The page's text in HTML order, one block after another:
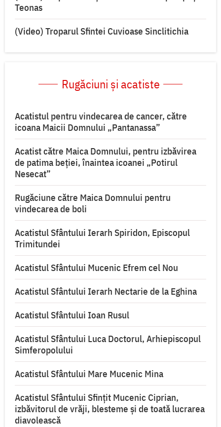
Teonas
(Video) Troparul Sfintei Cuvioase Sinclitichia
Rugăciuni și acatiste
Acatistul pentru vindecarea de cancer, către
icoana Maicii Domnului „Pantanassa”
Acatist către Maica Domnului, pentru izbăvirea
de patima beției, înaintea icoanei „Potirul
Nesecat”
Rugăciune către Maica Domnului pentru
vindecarea de boli
Acatistul Sfântului Ierarh Spiridon, Episcopul
Trimitundei
Acatistul Sfântului Mucenic Efrem cel Nou
Acatistul Sfântului Ierarh Nectarie de la Eghina
Acatistul Sfântului Ioan Rusul
Acatistul Sfântului Luca Doctorul, Arhiepiscopul
Simferopolului
Acatistul Sfântului Mare Mucenic Mina
Acatistul Sfântului Sfințit Mucenic Ciprian,
izbăvitorul de vrăji, blesteme și de toată lucrarea
diavolească